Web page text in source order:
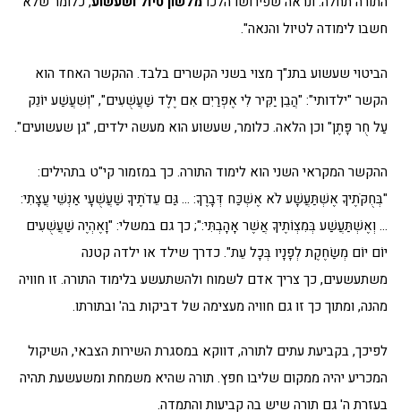
חשבו לימודה לטיול והנאה".
הביטוי שעשוע בתנ"ך מצוי בשני הקשרים בלבד. ההקשר האחד הוא
הקשר "ילדותי": "הֲבֵן יַקִּיר לִי אֶפְרַיִם אִם יֶלֶד שַׁעֲשֻׁעִים", "וְשִׁעֲשַׁע יוֹנֵק
עַל חֻר פָּתֶן" וכן הלאה. כלומר, שעשוע הוא מעשה ילדים, "גן שעשועים".
ההקשר המקראי השני הוא לימוד התורה. כך במזמור קי"ט בתהילים:
"בְּחֻקֹּתֶיךָ אֶשְׁתַּעֲשָׁע לֹא אֶשְׁכַּח דְּבָרֶךָ: … גַּם עֵדֹתֶיךָ שַׁעֲשֻׁעָי אַנְשֵׁי עֲצָתִי:
… וְאֶשְׁתַּעֲשַׁע בְּמִצְוֹתֶיךָ אֲשֶׁר אָהָבְתִּי:"; כך גם במשלי: "וָאֶהְיֶה שַׁעֲשֻׁעִים
יוֹם יוֹם מְשַׂחֶקֶת לְפָנָיו בְּכָל עֵת". כדרך שילד או ילדה קטנה
משתעשעים, כך צריך אדם לשמוח ולהשתעשע בלימוד התורה. זו חוויה
מהנה, ומתוך כך זו גם חוויה מעצימה של דביקות בה' ובתורתו.
לפיכך, בקביעת עתים לתורה, דווקא במסגרת השירות הצבאי, השיקול
המכריע יהיה ממקום שליבו חפץ. תורה שהיא משמחת ומשעשעת תהיה
בעזרת ה' גם תורה שיש בה קביעות והתמדה.